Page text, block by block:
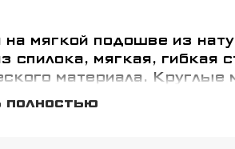
на мягкой подошве из
спилока, мягкая, гибкая
материала. Круглые
кожи позволяют
сустава. Данную
полностью